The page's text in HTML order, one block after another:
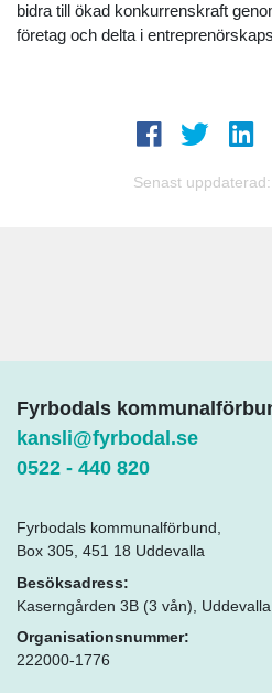
bidra till ökad konkurrenskraft
företag och delta i
Senast
Fyrbodals
kansli@fyrbodal.se
0522 - 440 820
Fyrbodals kommunalförbund,
Box 305, 451 18 Uddevalla
Besöksadress:
Kaserngården 3B (3 vån), Uddevalla
Organisationsnummer:
222000-1776